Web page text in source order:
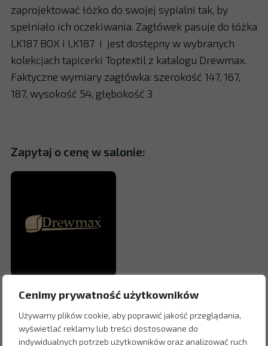
Cenimy prywatność użytkowników
Używamy plików cookie, aby poprawić jakość przeglądania,
wyświetlać reklamy lub treści dostosowane do
indywidualnych potrzeb użytkowników oraz analizować ruch
zaprojektować łóżko do swojej sypialni tak, by
spełniało ich oczekiwania. Zagłówek pasuje do łóżka
LK187 BOX i LK187 i jest dostępny w wybranych
kolekcjach tapicerki Toptextil z katalogu Drewmax.
Faktyczne wymiary zagłówka: szerokość 147, 167,
187, wysokość 54, głębokość 3
Zapytaj o cenę w salonie: